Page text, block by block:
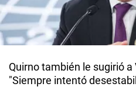
Quirno también le sugirió
"Siempre intentó